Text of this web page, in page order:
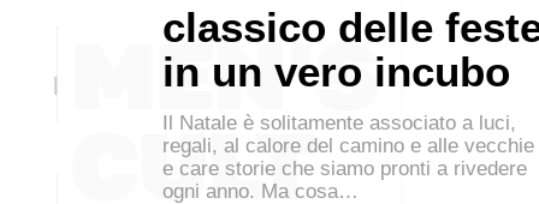
classico delle
in un vero incubo
Il Natale è solitamente associato a luci,
regali, al calore del camino e alle vecchie
e care storie che siamo pronti a rivedere
ogni anno. Ma cosa…